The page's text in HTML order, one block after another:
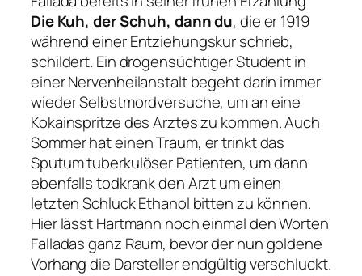
Die Kuh, der Schuh, dann du, die er 1919
während einer Entziehungskur schrieb,
schildert. Ein drogensüchtiger Student in
einer Nervenheilanstalt begeht darin immer
wieder Selbstmordversuche, um an eine
Kokainspritze des Arztes zu kommen. Auch
Sommer hat einen Traum, er trinkt das
Sputum tuberkulöser Patienten, um dann
ebenfalls todkrank den Arzt um einen
letzten Schluck Ethanol bitten zu können.
Hier lässt Hartmann noch einmal den Worten
Falladas ganz Raum, bevor der nun goldene
Vorhang die Darsteller endgültig verschluckt.